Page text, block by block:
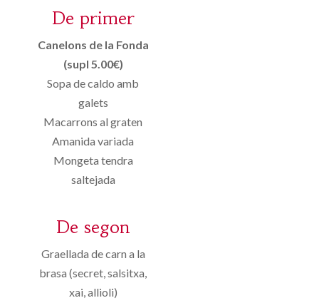
De primer
Canelons de la Fonda
(supl 5.00€)
Sopa de caldo amb
galets
Macarrons al graten
Amanida variada
Mongeta tendra
saltejada
De segon
Graellada de carn a la
brasa (secret, salsitxa,
xai, allioli)